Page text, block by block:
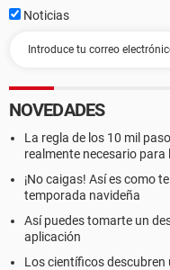
Noticias
NOVEDADES
La regla de los 10 mil
realmente necesario para
¡No caigas! Así es como
temporada navideña
Así puedes tomarte un
aplicación
Los científicos descubren